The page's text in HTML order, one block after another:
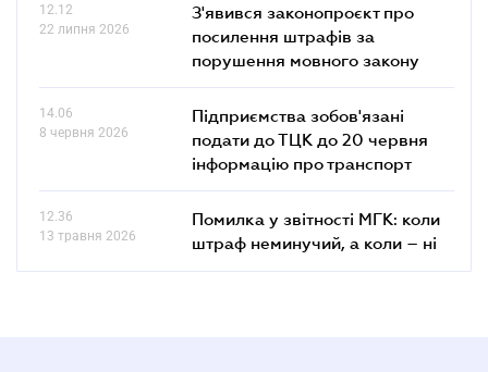
12.12
22 липня 2026
З'явився законопроєкт про
посилення штрафів за
порушення мовного закону
14.06
8 червня 2026
Підприємства зобов'язані
подати до ТЦК до 20 червня
інформацію про транспорт
12.36
13 травня 2026
Помилка у звітності МГК: коли
штраф неминучий, а коли – ні